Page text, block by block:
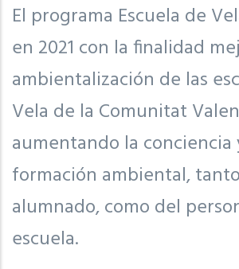
El programa Escuela de
en 2021 con la finalidad
ambientalización de las
Vela de la Comunitat
aumentando la conciencia
formación ambiental,
alumnado, como del
escuela.